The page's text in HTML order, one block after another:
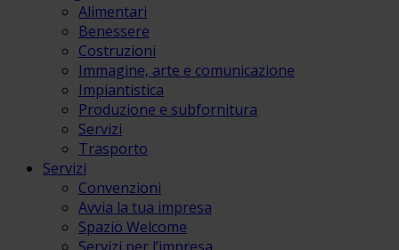
Alimentari
Benessere
Costruzioni
Immagine, arte e comunicazione
Impiantistica
Produzione e subfornitura
Servizi
Trasporto
Servizi
Convenzioni
Avvia la tua impresa
Spazio Welcome